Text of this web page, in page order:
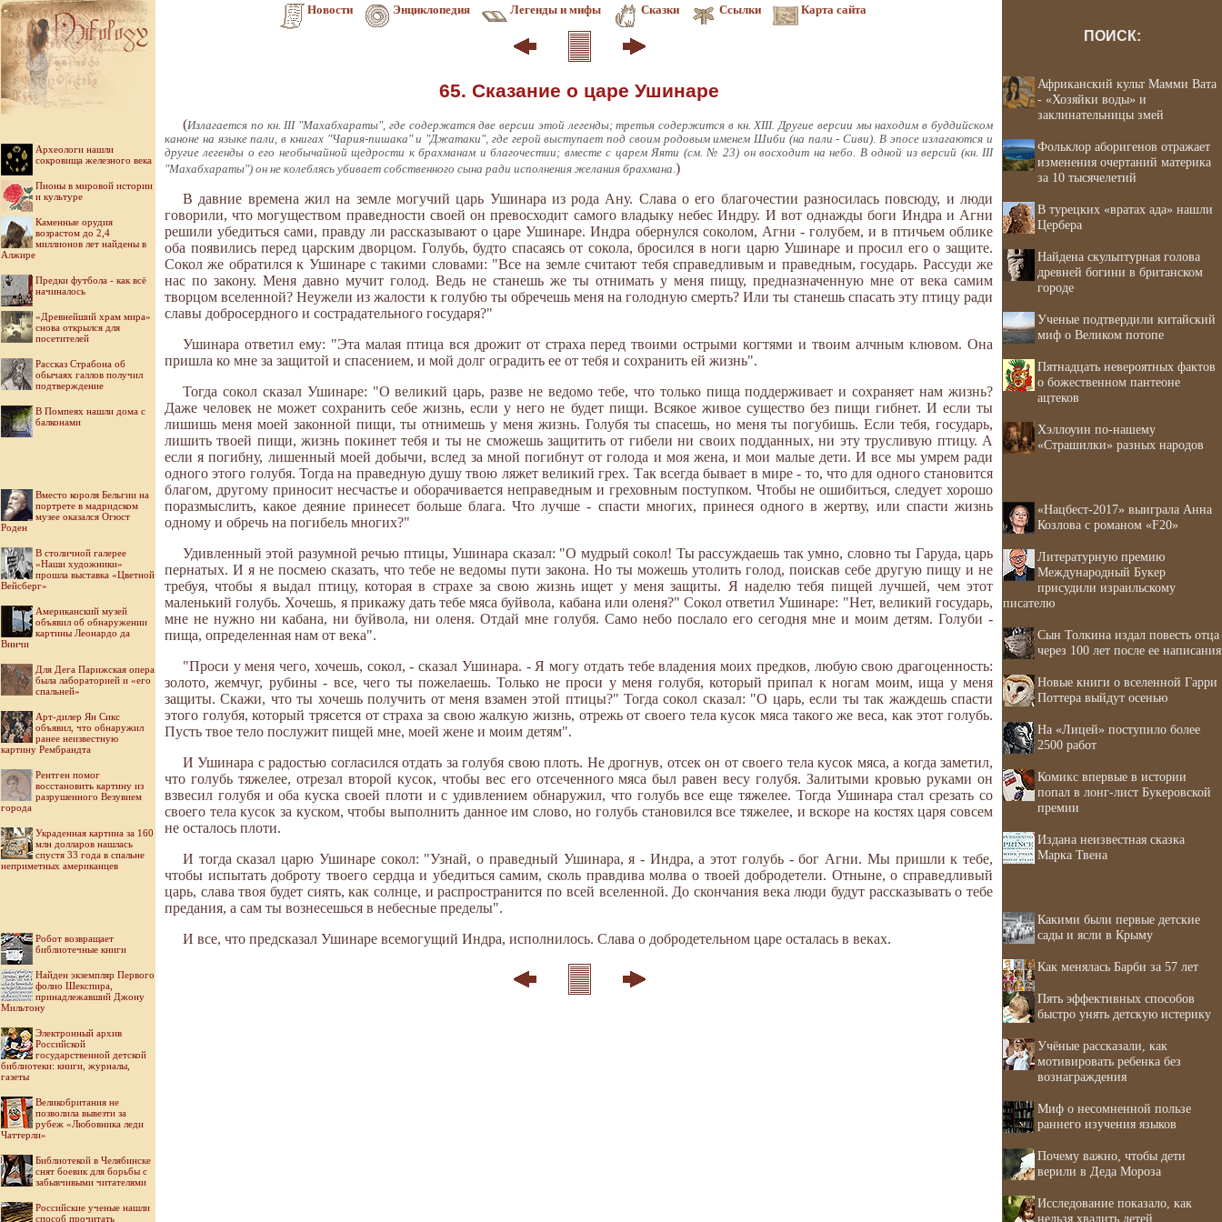
Новости Энциклопедия Легенды и мифы Сказки Ссылки Карта сайта
Археологи нашли
сокровища железного века
Пионы в мировой истории
и культуре
Каменные орудия
возрастом до 2,4
миллионов лет найдены в
Алжире
Предки футбола - как всё
начиналось
«Древнейший храм мира»
снова открылся для
посетителей
Рассказ Страбона об
обычаях галлов получил
подтверждение
В Помпеях нашли дома с
балконами
Вместо короля Бельгии на
портрете в мадридском
музее оказался Огюст
Роден
В столичной галерее
«Наши художники»
прошла выставка «Цветной
Вейсберг»
Американский музей
объявил об обнаружении
картины Леонардо да
Винчи
Для Дега Парижская опера
была лабораторией и «его
спальней»
Арт-дилер Ян Сикс
объявил, что обнаружил
ранее неизвестную
картину Рембрандта
Рентген помог
восстановить картину из
разрушенного Везувием
города
Украденная картина за 160
млн долларов нашлась
спустя 33 года в спальне
неприметных американцев
Робот возвращает
библиотечные книги
Найден экземпляр Первого
фолио Шекспира,
принадлежавший Джону
Мильтону
Электронный архив
Российской
государственной детской
библиотеки: книги, журналы,
газеты
Великобритания не
позволила вывезти за
рубеж «Любовника леди
Чаттерли»
Библиотекой в Челябинске
снят боевик для борьбы с
забывчивыми читателями
Российские ученые нашли
способ прочитать
65. Сказание о царе Ушинаре
(Излагается по кн. III "Махабхараты", где содержатся две версии этой легенды; третья содержится в кн. XIII. Другие версии мы находим в буддийском
каноне на языке пали, в книгах "Чария-пишака" и "Джатаки", где герой выступает под своим родовым именем Шиби (на пали - Сиви). В эпосе излагаются и
другие легенды о его необычайной щедрости к брахманам и благочестии; вместе с царем Яяти (см. № 23) он восходит на небо. В одной из версий (кн. III
"Махабхараты") он не колеблясь убивает собственного сына ради исполнения желания брахмана.)
В давние времена жил на земле могучий царь Ушинара из рода Ану. Слава о его благочестии разносилась повсюду, и люди
говорили, что могуществом праведности своей он превосходит самого владыку небес Индру. И вот однажды боги Индра и Агни
решили убедиться сами, правду ли рассказывают о царе Ушинаре. Индра обернулся соколом, Агни - голубем, и в птичьем облике
оба появились перед царским дворцом. Голубь, будто спасаясь от сокола, бросился в ноги царю Ушинаре и просил его о защите.
Сокол же обратился к Ушинаре с такими словами: "Все на земле считают тебя справедливым и праведным, государь. Рассуди же
нас по закону. Меня давно мучит голод. Ведь не станешь же ты отнимать у меня пищу, предназначенную мне от века самим
творцом вселенной? Неужели из жалости к голубю ты обречешь меня на голодную смерть? Или ты станешь спасать эту птицу ради
славы добросердного и сострадательного государя?"
Ушинара ответил ему: "Эта малая птица вся дрожит от страха перед твоими острыми когтями и твоим алчным клювом. Она
пришла ко мне за защитой и спасением, и мой долг оградить ее от тебя и сохранить ей жизнь".
Тогда сокол сказал Ушинаре: "О великий царь, разве не ведомо тебе, что только пища поддерживает и сохраняет нам жизнь?
Даже человек не может сохранить себе жизнь, если у него не будет пищи. Всякое живое существо без пищи гибнет. И если ты
лишишь меня моей законной пищи, ты отнимешь у меня жизнь. Голубя ты спасешь, но меня ты погубишь. Если тебя, государь,
лишить твоей пищи, жизнь покинет тебя и ты не сможешь защитить от гибели ни своих подданных, ни эту трусливую птицу. А
если я погибну, лишенный моей добычи, вслед за мной погибнут от голода и моя жена, и мои малые дети. И все мы умрем ради
одного этого голубя. Тогда на праведную душу твою ляжет великий грех. Так всегда бывает в мире - то, что для одного становится
благом, другому приносит несчастье и оборачивается неправедным и греховным поступком. Чтобы не ошибиться, следует хорошо
поразмыслить, какое деяние принесет больше блага. Что лучше - спасти многих, принеся одного в жертву, или спасти жизнь
одному и обречь на погибель многих?"
Удивленный этой разумной речью птицы, Ушинара сказал: "О мудрый сокол! Ты рассуждаешь так умно, словно ты Гаруда, царь
пернатых. И я не посмею сказать, что тебе не ведомы пути закона. Но ты можешь утолить голод, поискав себе другую пищу и не
требуя, чтобы я выдал птицу, которая в страхе за свою жизнь ищет у меня защиты. Я наделю тебя пищей лучшей, чем этот
маленький голубь. Хочешь, я прикажу дать тебе мяса буйвола, кабана или оленя?" Сокол ответил Ушинаре: "Нет, великий государь,
мне не нужно ни кабана, ни буйвола, ни оленя. Отдай мне голубя. Само небо послало его сегодня мне и моим детям. Голуби -
пища, определенная нам от века".
"Проси у меня чего, хочешь, сокол, - сказал Ушинара. - Я могу отдать тебе владения моих предков, любую свою драгоценность:
золото, жемчуг, рубины - все, чего ты пожелаешь. Только не проси у меня голубя, который припал к ногам моим, ища у меня
защиты. Скажи, что ты хочешь получить от меня взамен этой птицы?" Тогда сокол сказал: "О царь, если ты так жаждешь спасти
этого голубя, который трясется от страха за свою жалкую жизнь, отрежь от своего тела кусок мяса такого же веса, как этот голубь.
Пусть твое тело послужит пищей мне, моей жене и моим детям".
И Ушинара с радостью согласился отдать за голубя свою плоть. Не дрогнув, отсек он от своего тела кусок мяса, а когда заметил,
что голубь тяжелее, отрезал второй кусок, чтобы вес его отсеченного мяса был равен весу голубя. Залитыми кровью руками он
взвесил голубя и оба куска своей плоти и с удивлением обнаружил, что голубь все еще тяжелее. Тогда Ушинара стал срезать со
своего тела кусок за куском, чтобы выполнить данное им слово, но голубь становился все тяжелее, и вскоре на костях царя совсем
не осталось плоти.
И тогда сказал царю Ушинаре сокол: "Узнай, о праведный Ушинара, я - Индра, а этот голубь - бог Агни. Мы пришли к тебе,
чтобы испытать доброту твоего сердца и убедиться самим, сколь правдива молва о твоей добродетели. Отныне, о справедливый
царь, слава твоя будет сиять, как солнце, и распространится по всей вселенной. До скончания века люди будут рассказывать о тебе
предания, а сам ты вознесешься в небесные пределы".
И все, что предсказал Ушинаре всемогущий Индра, исполнилось. Слава о добродетельном царе осталась в веках.
ПОИСК:
Африканский культ Мамми Вата
- «Хозяйки воды» и
заклинательницы змей
Фольклор аборигенов отражает
изменения очертаний материка
за 10 тысячелетий
В турецких «вратах ада» нашли
Цербера
Найдена скульптурная голова
древней богини в британском
городе
Ученые подтвердили китайский
миф о Великом потопе
Пятнадцать невероятных фактов
о божественном пантеоне
ацтеков
Хэллоуин по-нашему
«Страшилки» разных народов
«Нацбест-2017» выиграла Анна
Козлова с романом «F20»
Литературную премию
Международный Букер
присудили израильскому
писателю
Сын Толкина издал повесть отца
через 100 лет после ее написания
Новые книги о вселенной Гарри
Поттера выйдут осенью
На «Лицей» поступило более
2500 работ
Комикс впервые в истории
попал в лонг-лист Букеровской
премии
Издана неизвестная сказка
Марка Твена
Какими были первые детские
сады и ясли в Крыму
Как менялась Барби за 57 лет
Пять эффективных способов
быстро унять детскую истерику
Учёные рассказали, как
мотивировать ребенка без
вознаграждения
Миф о несомненной пользе
раннего изучения языков
Почему важно, чтобы дети
верили в Деда Мороза
Исследование показало, как
нельзя хвалить детей